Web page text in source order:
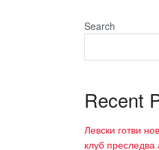
Search
Recent
Левски готви
клуб